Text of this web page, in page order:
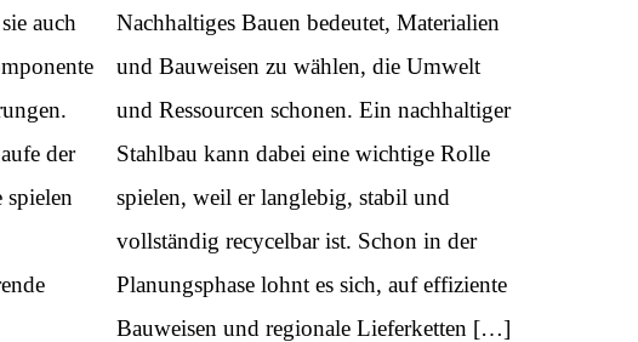
auch
der
Nachhaltiges Bauen bedeutet, Materialien
und Bauweisen zu wählen, die Umwelt
und Ressourcen schonen. Ein nachhaltiger
Stahlbau kann dabei eine wichtige Rolle
spielen, weil er langlebig, stabil und
vollständig recycelbar ist. Schon in der
Planungsphase lohnt es sich, auf effiziente
Bauweisen und regionale Lieferketten […]